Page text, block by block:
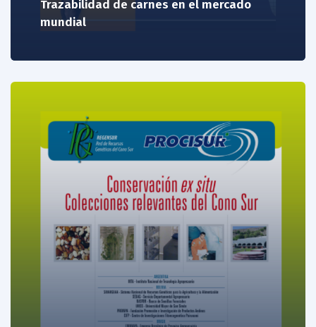
Trazabilidad de carnes en el mercado
mundial